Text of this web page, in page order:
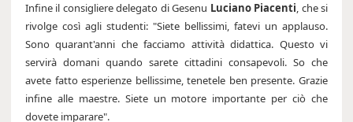
Infine il consigliere delegato di Gesenu Luciano Piacenti, che si
rivolge così agli studenti: "Siete bellissimi, fatevi un applauso.
Sono quarant'anni che facciamo attività didattica. Questo vi
servirà domani quando sarete cittadini consapevoli. So che
avete fatto esperienze bellissime, tenetele ben presente. Grazie
infine alle maestre. Siete un motore importante per ciò che
dovete imparare".